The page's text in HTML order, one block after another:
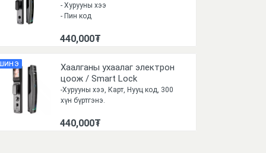
- Хурууны хээ
- Пин код
- Камертай
- Гар утасны апп суулгаж
онгойлгоно
- 100-300 хүний мэдээллийг
хадгална
1 цэнэглээд 4-6 сар цэнэгээ
440,000₮
Хаалганы ухаалаг электрон
цоож / Smart Lock
-Хурууны хээ, Карт, Нууц код, 300
хүн бүртгэнэ.
-Цэнэглэж ажилладаг 7.4v
440,000₮